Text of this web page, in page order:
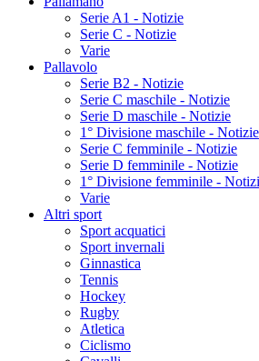
Serie A1 - Notizie
Serie C - Notizie
Varie
Pallavolo
Serie B2 - Notizie
Serie C maschile - Notizie
Serie D maschile - Notizie
1° Divisione maschile - Notizie
Serie C femminile - Notizie
Serie D femminile - Notizie
1° Divisione femminile -
Varie
Altri sport
Sport acquatici
Sport invernali
Ginnastica
Tennis
Hockey
Rugby
Atletica
Ciclismo